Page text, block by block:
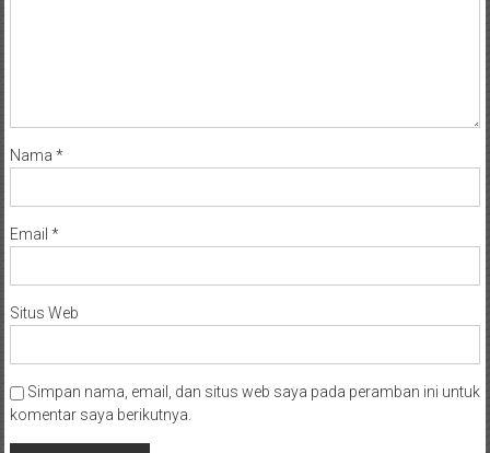
Nama *
Email *
Situs Web
Simpan nama, email, dan situs web saya pada peramban ini untuk
komentar saya berikutnya.